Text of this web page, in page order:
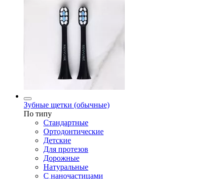
Зубные щетки (обычные)
По типу
Стандартные
Ортодонтические
Детские
Для протезов
Дорожные
Натуральные
С наночастицами